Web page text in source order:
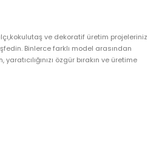
ve dekoratif üretim projeleriniz
Binlerce farklı model arasından
özgür bırakın ve üretime